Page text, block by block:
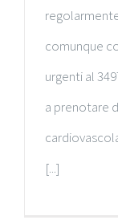
comunque
urgenti al
a prenotare
[...]